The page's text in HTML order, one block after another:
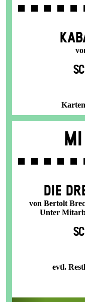
DIE
von Bertolt
Unter
evtl.